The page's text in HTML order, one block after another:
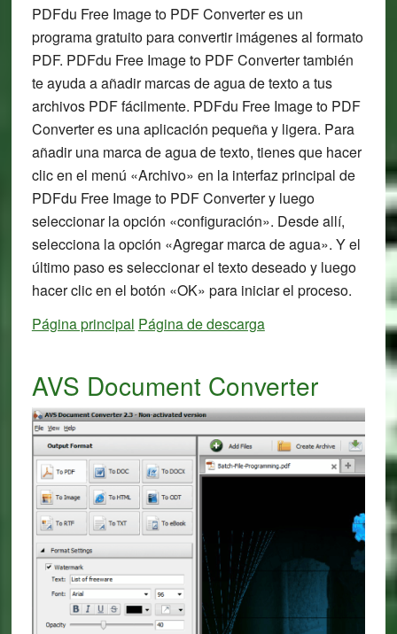
PDFdu Free Image to PDF Converter es un
programa gratuito para convertir imágenes al formato
PDF. PDFdu Free Image to PDF Converter también
te ayuda a añadir marcas de agua de texto a tus
archivos PDF fácilmente. PDFdu Free Image to PDF
Converter es una aplicación pequeña y ligera. Para
añadir una marca de agua de texto, tienes que hacer
clic en el menú «Archivo» en la interfaz principal de
PDFdu Free Image to PDF Converter y luego
seleccionar la opción «configuración». Desde allí,
selecciona la opción «Agregar marca de agua». Y el
último paso es seleccionar el texto deseado y luego
hacer clic en el botón «OK» para iniciar el proceso.
Página principal Página de descarga
AVS Document Converter